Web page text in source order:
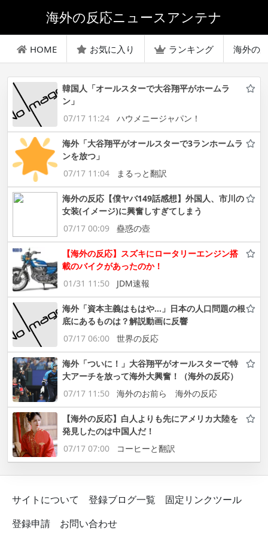
海外の反応ニュースアンテナ
HOME お気に入り ランキング 海外の
韓国人「オールスターで大谷翔平がホームラ
ン」
07/17 11:24
ハウメニージャパン！
海外「大谷翔平がオールスターで3ランホームラ
ンを放つ」
07/17 11:04
まるっと翻訳
海外の反応【僕ヤバ149話感想】外国人、市川の
女装(イメージ)に興奮しすぎてしまう
07/17 00:09
蠱惑の壺
【海外の反応】スズキにロータリーエンジン搭
載のバイクがあったのか！
01/31 11:50
JDM速報
海外「資本主義はもはや…」日本の人口問題の根
底にあるものは？解説動画に反響
07/17 06:00
世界の反応
海外「ついに！」大谷翔平がオールスターで特
大アーチを放って海外大興奮！（海外の反応）
07/17 11:50
海外のお前ら 海外の反応
【海外の反応】白人よりも先にアメリカ大陸を
発見したのは中国人だ！
07/17 07:00
コーヒーと翻訳
サイトについて 登録ブログ一覧
固定リンクツール
登録申請
お問い合わせ